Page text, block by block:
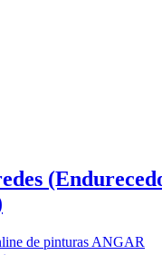
de pinturas ANGAR